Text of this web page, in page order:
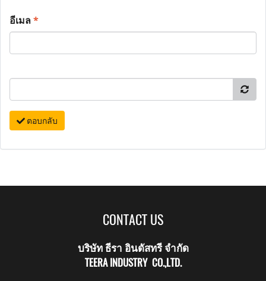
อีเมล*
ตอบกลับ
CONTACT US
บริษัท ธีรา อินดัสทรี จำกัด
TEERA INDUSTRY CO.,LTD.